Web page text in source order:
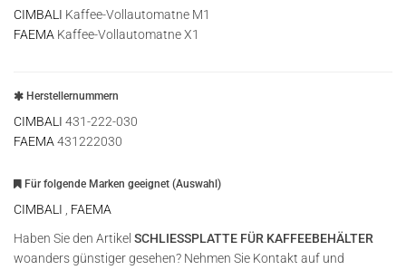
CIMBALI Kaffee-Vollautomatne M1
FAEMA Kaffee-Vollautomatne X1
Herstellernummern
CIMBALI 431-222-030
FAEMA 431222030
Für folgende Marken geeignet (Auswahl)
CIMBALI
FAEMA
Haben Sie den Artikel SCHLIESSPLATTE FÜR KAFFEEBEHÄLTER
woanders günstiger gesehen? Nehmen Sie Kontakt auf und